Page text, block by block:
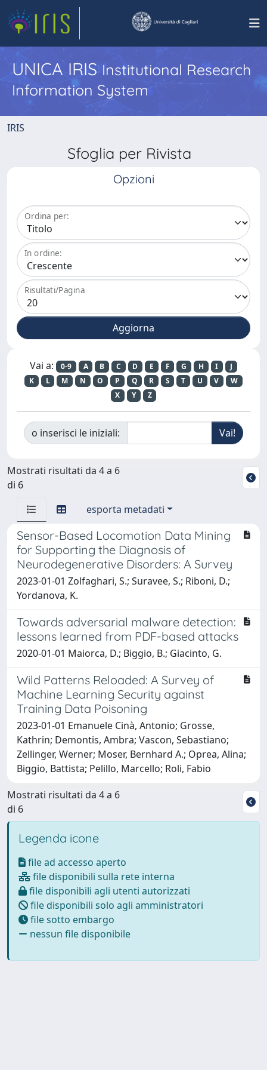
UNICA IRISInstitutional Research
Information System
IRIS
Sfoglia per Rivista
Opzioni
Ordina per:
In ordine:
Risultati/Pagina
Vai a: 0-9 A B C D E F G H I
J
K
L M N O P Q R S T U V
W
X
Y Z
o inserisci le iniziali:
Mostrati risultati da 4 a 6
di 6
esporta metadati
Sensor-Based Locomotion Data Mining
for Supporting the Diagnosis of
Neurodegenerative Disorders: A Survey
2023-01-01 Zolfaghari, S.; Suravee, S.; Riboni, D.;
Yordanova, K.
Towards adversarial malware detection:
lessons learned from PDF-based attacks
2020-01-01 Maiorca, D.; Biggio, B.; Giacinto, G.
Wild Patterns Reloaded: A Survey of
Machine Learning Security against
Training Data Poisoning
2023-01-01 Emanuele Cinà, Antonio; Grosse,
Kathrin; Demontis, Ambra; Vascon, Sebastiano;
Zellinger, Werner; Moser, Bernhard A.; Oprea, Alina;
Biggio, Battista; Pelillo, Marcello; Roli, Fabio
Mostrati risultati da 4 a 6
di 6
Legenda icone
file ad accesso aperto
file disponibili sulla rete interna
file disponibili agli utenti autorizzati
file disponibili solo agli amministratori
file sotto embargo
nessun file disponibile